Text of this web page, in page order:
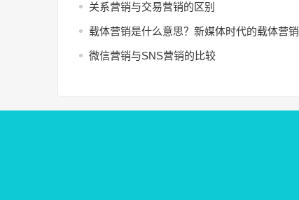
关系营销与交易营销的区别
载体营销是什么意思？新媒体时代的载体营销
微信营销与SNS营销的比较